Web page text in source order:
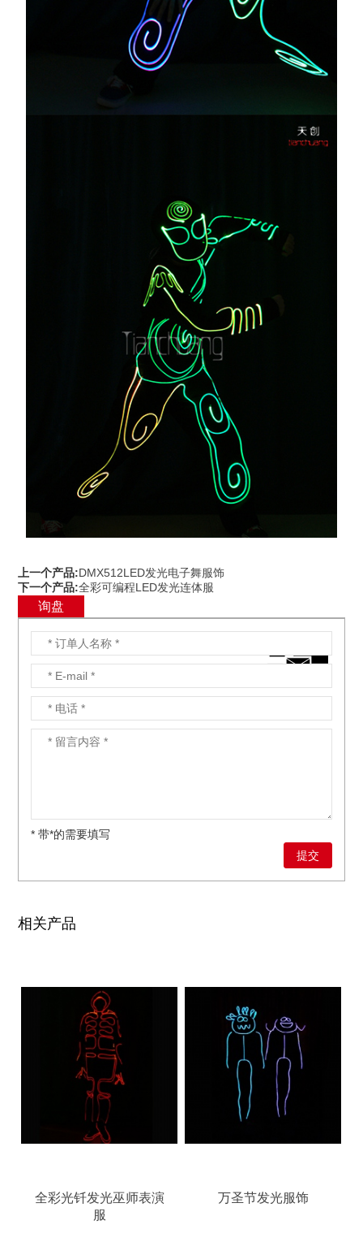
上一个产品:DMX512LED发光电子舞服饰
下一个产品:全彩可编程LED发光连体服
询盘
* 带*的需要填写
相关产品
全彩光钎发光巫师表演
服
万圣节发光服饰